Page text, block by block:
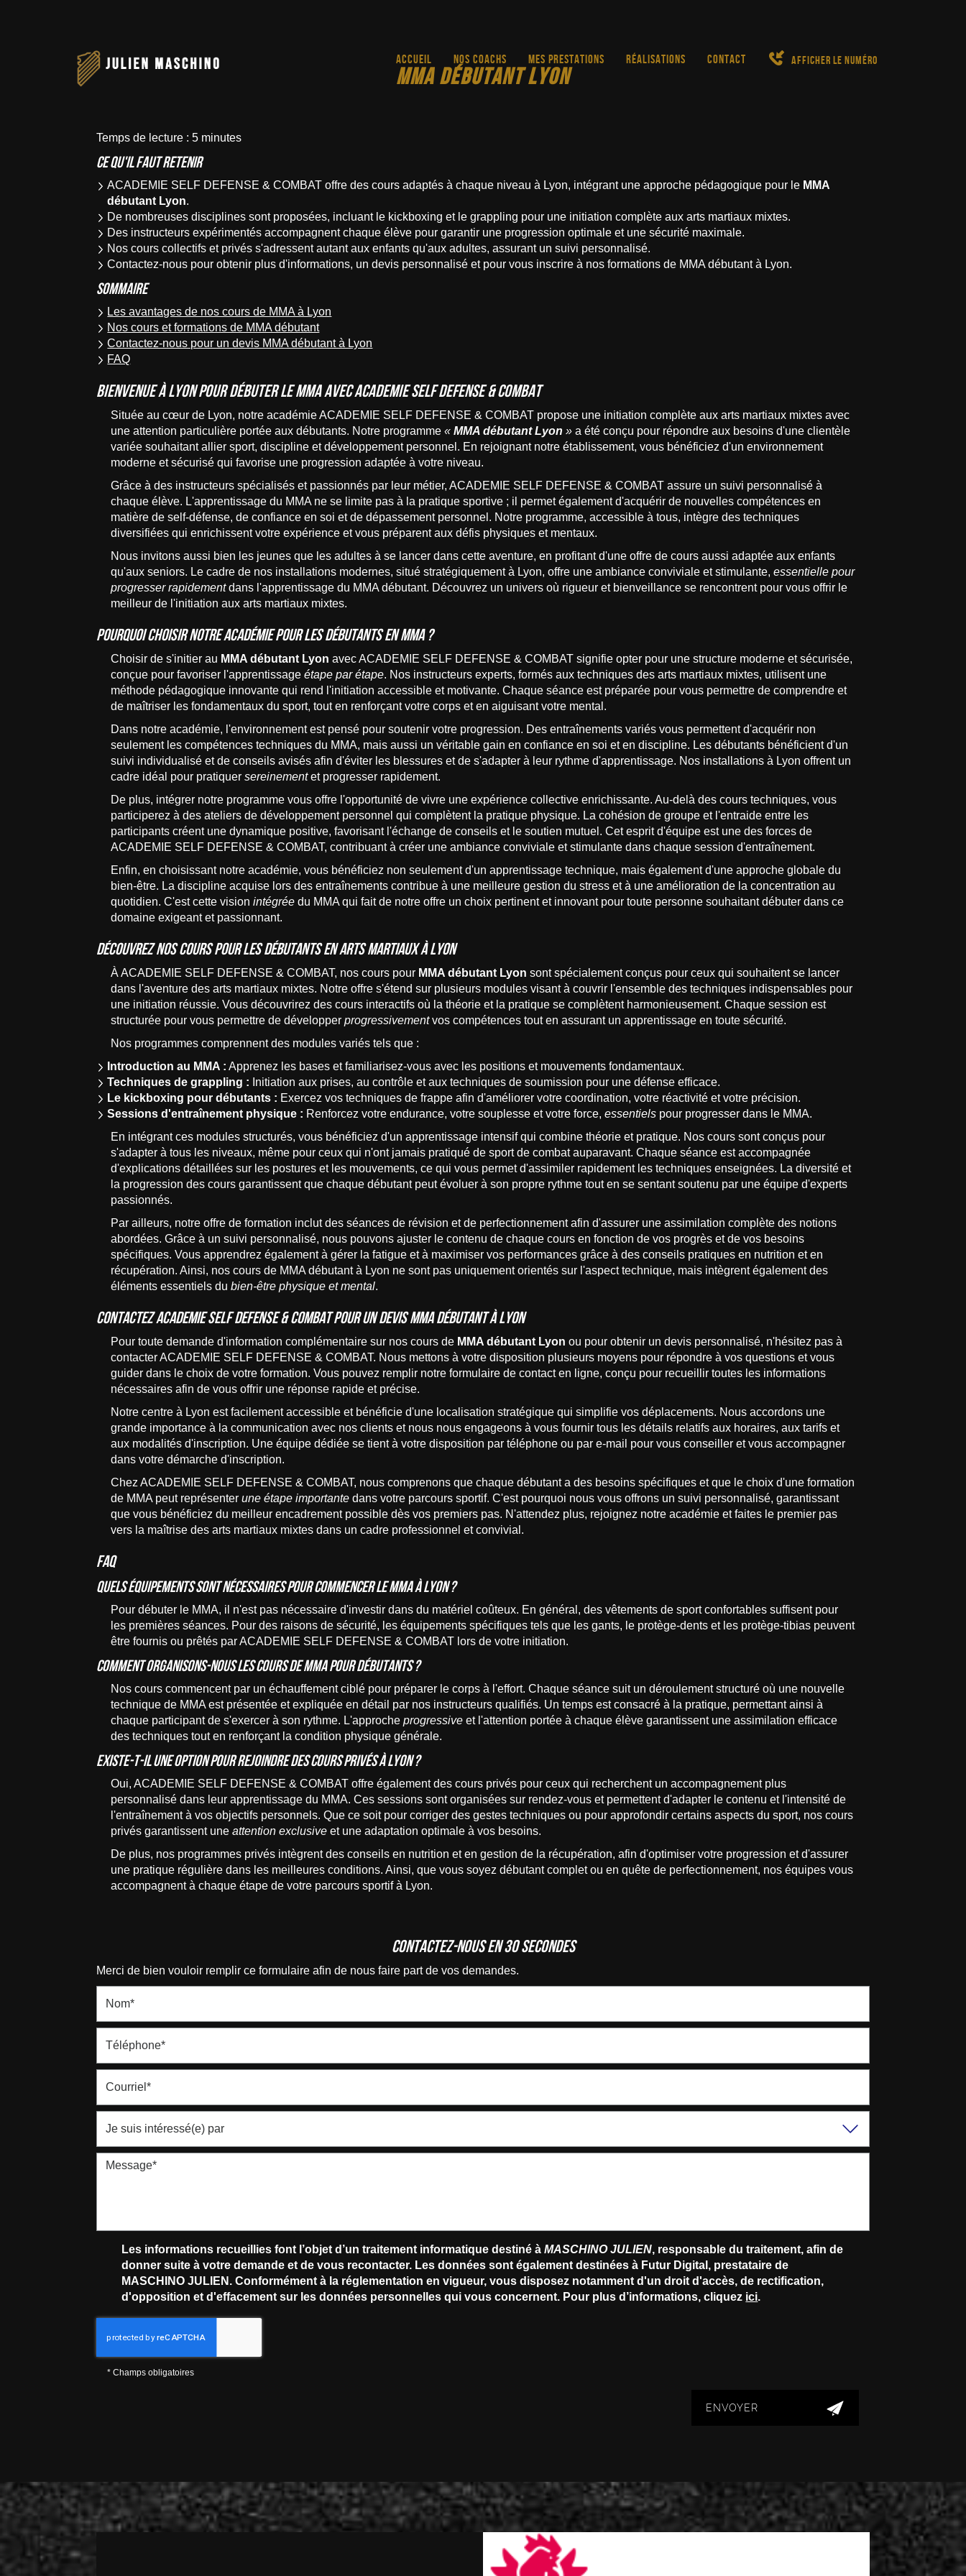
DEFENSE
COMBAT
DEFENSE
ACCUEIL NOS COACHS MES PRESTATIONS RÉALISATIONS CONTACT Afficher le numéro
MMA DÉBUTANT LYON
Temps de lecture : 5 minutes
Ce qu'il faut retenir
ACADEMIE SELF DEFENSE & COMBAT offre des cours adaptés à chaque niveau à Lyon, intégrant une approche pédagogique pour le MMA
débutant Lyon.
De nombreuses disciplines sont proposées, incluant le kickboxing et le grappling pour une initiation complète aux arts martiaux mixtes.
Des instructeurs expérimentés accompagnent chaque élève pour garantir une progression optimale et une sécurité maximale.
Nos cours collectifs et privés s'adressent autant aux enfants qu'aux adultes, assurant un suivi personnalisé.
Contactez-nous pour obtenir plus d'informations, un devis personnalisé et pour vous inscrire à nos formations de MMA débutant à Lyon.
Sommaire
Les avantages de nos cours de MMA à Lyon
Nos cours et formations de MMA débutant
Contactez-nous pour un devis MMA débutant à Lyon
FAQ
Bienvenue à Lyon pour débuter le MMA avec ACADEMIE SELF DEFENSE & COMBAT
Située au cœur de Lyon, notre académie ACADEMIE SELF DEFENSE & COMBAT propose une initiation complète aux arts martiaux mixtes avec
une attention particulière portée aux débutants. Notre programme«MMA débutant Lyon » a été conçu pour répondre aux besoins d'une clientèle
variée souhaitant allier sport, discipline et développement personnel. En rejoignant notre établissement, vous bénéficiez d'un environnement
moderne et sécurisé qui favorise une progression adaptée à votre niveau.
Grâce à des instructeurs spécialisés et passionnés par leur métier, ACADEMIE SELF DEFENSE & COMBAT assure un suivi personnalisé à
chaque élève. L'apprentissage du MMA ne se limite pas à la pratique sportive ; il permet également d'acquérir de nouvelles compétences en
matière de self-défense, de confiance en soi et de dépassement personnel. Notre programme, accessible à tous, intègre des techniques
diversifiées qui enrichissent votre expérience et vous préparent aux défis physiques et mentaux.
Nous invitons aussi bien les jeunes que les adultes à se lancer dans cette aventure, en profitant d'une offre de cours aussi adaptée aux enfants
qu'aux seniors. Le cadre de nos installations modernes, situé stratégiquement à Lyon, offre une ambiance conviviale et stimulante,essentielle pour
progresser rapidementdans l'apprentissage du MMA débutant. Découvrez un univers où rigueur et bienveillance se rencontrent pour vous offrir le
meilleur de l'initiation aux arts martiaux mixtes.
Pourquoi choisir notre académie pour les débutants en MMA ?
Choisir de s'initier au MMA débutant Lyon avec ACADEMIE SELF DEFENSE & COMBAT signifie opter pour une structure moderne et sécurisée,
conçue pour favoriser l'apprentissageétape par étape. Nos instructeurs experts, formés aux techniques des arts martiaux mixtes, utilisent une
méthode pédagogique innovante qui rend l'initiation accessible et motivante. Chaque séance est préparée pour vous permettre de comprendre et
de maîtriser les fondamentaux du sport, tout en renforçant votre corps et en aiguisant votre mental.
Dans notre académie, l'environnement est pensé pour soutenir votre progression. Des entraînements variés vous permettent d'acquérir non
seulement les compétences techniques du MMA, mais aussi un véritable gain en confiance en soi et en discipline. Les débutants bénéficient d'un
suivi individualisé et de conseils avisés afin d'éviter les blessures et de s'adapter à leur rythme d'apprentissage. Nos installations à Lyon offrent un
cadre idéal pour pratiquersereinementet progresser rapidement.
De plus, intégrer notre programme vous offre l'opportunité de vivre une expérience collective enrichissante. Au-delà des cours techniques, vous
participerez à des ateliers de développement personnel qui complètent la pratique physique. La cohésion de groupe et l'entraide entre les
participants créent une dynamique positive, favorisant l'échange de conseils et le soutien mutuel. Cet esprit d'équipe est une des forces de
ACADEMIE SELF DEFENSE & COMBAT, contribuant à créer une ambiance conviviale et stimulante dans chaque session d'entraînement.
Enfin, en choisissant notre académie, vous bénéficiez non seulement d'un apprentissage technique, mais également d'une approche globale du
bien-être. La discipline acquise lors des entraînements contribue à une meilleure gestion du stress et à une amélioration de la concentration au
quotidien. C'est cette visionintégrée du MMA qui fait de notre offre un choix pertinent et innovant pour toute personne souhaitant débuter dans ce
domaine exigeant et passionnant.
Découvrez nos cours pour les débutants en arts martiaux à Lyon
À ACADEMIE SELF DEFENSE & COMBAT, nos cours pour MMA débutant Lyon sont spécialement conçus pour ceux qui souhaitent se lancer
dans l'aventure des arts martiaux mixtes. Notre offre s'étend sur plusieurs modules visant à couvrir l'ensemble des techniques indispensables pour
une initiation réussie. Vous découvrirez des cours interactifs où la théorie et la pratique se complètent harmonieusement. Chaque session est
structurée pour vous permettre de développerprogressivementvos compétences tout en assurant un apprentissage en toute sécurité.
Nos programmes comprennent des modules variés tels que :
Introduction au MMA : Apprenez les bases et familiarisez-vous avec les positions et mouvements fondamentaux.
Techniques de grappling : Initiation aux prises, au contrôle et aux techniques de soumission pour une défense efficace.
Le kickboxing pour débutants : Exercez vos techniques de frappe afin d'améliorer votre coordination, votre réactivité et votre précision.
Sessions d'entraînement physique : Renforcez votre endurance, votre souplesse et votre force,essentiels pour progresser dans le MMA.
En intégrant ces modules structurés, vous bénéficiez d'un apprentissage intensif qui combine théorie et pratique. Nos cours sont conçus pour
s'adapter à tous les niveaux, même pour ceux qui n'ont jamais pratiqué de sport de combat auparavant. Chaque séance est accompagnée
d'explications détaillées sur les postures et les mouvements, ce qui vous permet d'assimiler rapidement les techniques enseignées. La diversité et
la progression des cours garantissent que chaque débutant peut évoluer à son propre rythme tout en se sentant soutenu par une équipe d'experts
passionnés.
Par ailleurs, notre offre de formation inclut des séances de révision et de perfectionnement afin d'assurer une assimilation complète des notions
abordées. Grâce à un suivi personnalisé, nous pouvons ajuster le contenu de chaque cours en fonction de vos progrès et de vos besoins
spécifiques. Vous apprendrez également à gérer la fatigue et à maximiser vos performances grâce à des conseils pratiques en nutrition et en
récupération. Ainsi, nos cours de MMA débutant à Lyon ne sont pas uniquement orientés sur l'aspect technique, mais intègrent également des
éléments essentiels dubien-être physique et mental.
Contactez ACADEMIE SELF DEFENSE & COMBAT pour un devis MMA débutant à Lyon
Pour toute demande d'information complémentaire sur nos cours de MMA débutant Lyon ou pour obtenir un devis personnalisé, n'hésitez pas à
contacter ACADEMIE SELF DEFENSE & COMBAT. Nous mettons à votre disposition plusieurs moyens pour répondre à vos questions et vous
guider dans le choix de votre formation. Vous pouvez remplir notre formulaire de contact en ligne, conçu pour recueillir toutes les informations
nécessaires afin de vous offrir une réponse rapide et précise.
Notre centre à Lyon est facilement accessible et bénéficie d'une localisation stratégique qui simplifie vos déplacements. Nous accordons une
grande importance à la communication avec nos clients et nous nous engageons à vous fournir tous les détails relatifs aux horaires, aux tarifs et
aux modalités d'inscription. Une équipe dédiée se tient à votre disposition par téléphone ou par e-mail pour vous conseiller et vous accompagner
dans votre démarche d'inscription.
Chez ACADEMIE SELF DEFENSE & COMBAT, nous comprenons que chaque débutant a des besoins spécifiques et que le choix d'une formation
de MMA peut représenterune étape importante dans votre parcours sportif. C'est pourquoi nous vous offrons un suivi personnalisé, garantissant
que vous bénéficiez du meilleur encadrement possible dès vos premiers pas. N'attendez plus, rejoignez notre académie et faites le premier pas
vers la maîtrise des arts martiaux mixtes dans un cadre professionnel et convivial.
FAQ
Quels équipements sont nécessaires pour commencer le MMA à Lyon ?
Pour débuter le MMA, il n'est pas nécessaire d'investir dans du matériel coûteux. En général, des vêtements de sport confortables suffisent pour
les premières séances. Pour des raisons de sécurité, les équipements spécifiques tels que les gants, le protège-dents et les protège-tibias peuvent
être fournis ou prêtés par ACADEMIE SELF DEFENSE & COMBAT lors de votre initiation.
Comment organisons-nous les cours de MMA pour débutants ?
Nos cours commencent par un échauffement ciblé pour préparer le corps à l'effort. Chaque séance suit un déroulement structuré où une nouvelle
technique de MMA est présentée et expliquée en détail par nos instructeurs qualifiés. Un temps est consacré à la pratique, permettant ainsi à
chaque participant de s'exercer à son rythme. L'approcheprogressive et l'attention portée à chaque élève garantissent une assimilation efficace
des techniques tout en renforçant la condition physique générale.
Existe-t-il une option pour rejoindre des cours privés à Lyon ?
Oui, ACADEMIE SELF DEFENSE & COMBAT offre également des cours privés pour ceux qui recherchent un accompagnement plus
personnalisé dans leur apprentissage du MMA. Ces sessions sont organisées sur rendez-vous et permettent d'adapter le contenu et l'intensité de
l'entraînement à vos objectifs personnels. Que ce soit pour corriger des gestes techniques ou pour approfondir certains aspects du sport, nos cours
privés garantissent uneattention exclusive et une adaptation optimale à vos besoins.
De plus, nos programmes privés intègrent des conseils en nutrition et en gestion de la récupération, afin d'optimiser votre progression et d'assurer
une pratique régulière dans les meilleures conditions. Ainsi, que vous soyez débutant complet ou en quête de perfectionnement, nos équipes vous
accompagnent à chaque étape de votre parcours sportif à Lyon.
Contactez-nous en 30 secondes
Merci de bien vouloir remplir ce formulaire afin de nous faire part de vos demandes.
Les informations recueillies font l’objet d’un traitement informatique destiné à MASCHINO JULIEN, responsable du traitement, afin de
donner suite à votre demande et de vous recontacter. Les données sont également destinées à Futur Digital, prestataire de
MASCHINO JULIEN. Conformément à la réglementation en vigueur, vous disposez notamment d'un droit d'accès, de rectification,
d'opposition et d'effacement sur les données personnelles qui vous concernent. Pour plus d’informations, cliquez ici.
*Champs obligatoires